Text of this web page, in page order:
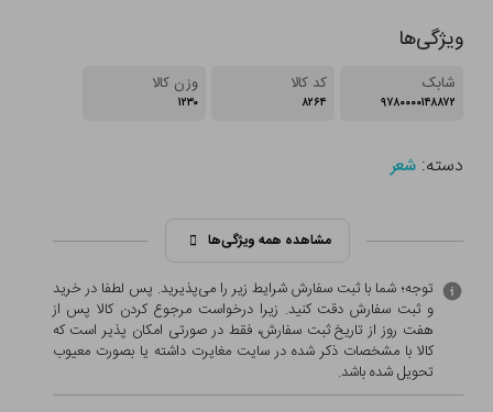
ویژگی‌ها
شابک
۹۷۸۰۰۰۰۱۴۸۸۷۲
کد کالا
۸۲۶۴
وزن کالا
۱۲۳۰
دسته:شعر
مشاهده همه ویژگی‌ها
توجه؛ شما با ثبت سفارش شرایط زیر را می‌پذیرید. پس لطفا در خرید
و ثبت سفارش دقت کنید. زیرا درخواست مرجوع کردن کالا پس از
هفت روز از تاریخ ثبت سفارش، فقط در صورتی امکان پذیر است که
کالا با مشخصات ذکر شده در سایت مغایرت داشته یا بصورت معيوب
تحویل شده باشد.